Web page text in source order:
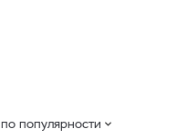
по популярности